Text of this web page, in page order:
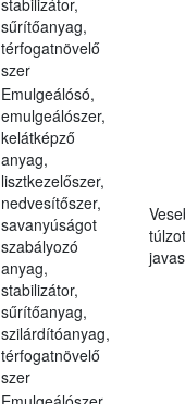
sűrítőanyag,
térfogatnövelő
szer
Emulgeálósó,
emulgeálószer,
kelátképző
anyag,
lisztkezelőszer,
nedvesítőszer,
savanyúságot
szabályozó
anyag,
stabilizátor,
sűrítőanyag,
szilárdítóanyag,
térfogatnövelő
szer